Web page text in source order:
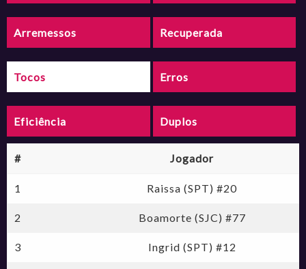
Arremessos Recuperada
Tocos Erros
Eficiência Duplos
# Jogador
1 Raissa (SPT) #20
2 Boamorte (SJC) #77
3 Ingrid (SPT) #12